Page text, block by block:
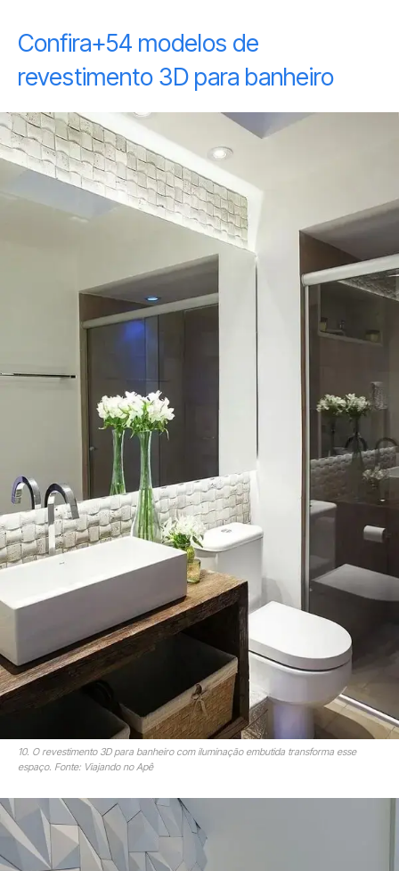
Confira+54 modelos de
revestimento 3D para banheiro
10. O revestimento 3D para banheiro com iluminação embutida transforma esse
espaço. Fonte: Viajando no Apê